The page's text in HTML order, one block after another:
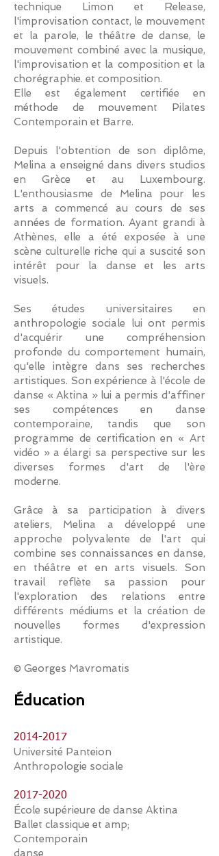
technique Limon et Release,
l'improvisation contact, le mouvement
et la parole, le théâtre de danse, le
mouvement combiné avec la musique,
l'improvisation et la composition et la
chorégraphie. et composition.
Elle est également certifiée en
méthode de mouvement Pilates
Contemporain et Barre.
Depuis l'obtention de son diplôme,
Melina a enseigné dans divers studios
en Grèce et au Luxembourg.
L'enthousiasme de Melina pour les
arts a commencé au cours de ses
années de formation. Ayant grandi à
Athènes, elle a été exposée à une
scène culturelle riche qui a suscité son
intérêt pour la danse et les arts
visuels.
Ses études universitaires en
anthropologie sociale lui ont permis
d'acquérir une compréhension
profonde du comportement humain,
qu'elle intègre dans ses recherches
artistiques. Son expérience à l'école de
danse « Aktina » lui a permis d'affiner
ses compétences en danse
contemporaine, tandis que son
programme de certification en « Art
vidéo » a élargi sa perspective sur les
diverses formes d'art de l'ère
moderne.
Grâce à sa participation à divers
ateliers, Melina a développé une
approche polyvalente de l'art qui
combine ses connaissances en danse,
en théâtre et en arts visuels. Son
travail reflète sa passion pour
l'exploration des relations entre
différents médiums et la création de
nouvelles formes d'expression
artistique.
© Georges Mavromatis
Éducation
2014-2017
Université Panteion
Anthropologie sociale
2017-2020
École supérieure de danse Aktina
Ballet classique et amp;
Contemporain
danse